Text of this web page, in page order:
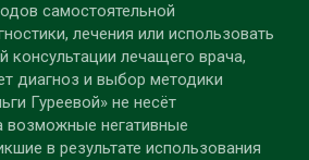
самостоятельной
лечения или использовать
консультации лечащего врача,
диагноз и выбор методики
Гуреевой» не несёт
возможные негативные
в результате использования